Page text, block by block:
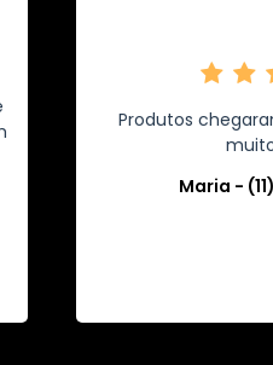
Produtos
Maria -